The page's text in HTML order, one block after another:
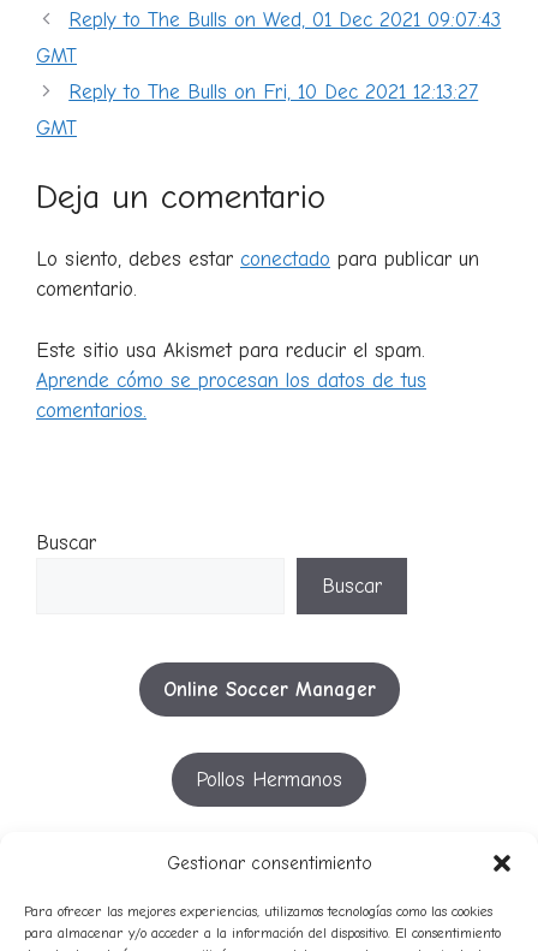
Gestionar consentimiento
Para ofrecer las mejores experiencias, utilizamos tecnologías como las cookies
para almacenar y/o acceder a la información del dispositivo. El consentimiento
Reply to The Bulls on Wed, 01 Dec 2021 09:07:43
GMT
Reply to The Bulls on Fri, 10 Dec 2021 12:13:27
GMT
Deja un comentario
Lo siento, debes estar conectado para publicar un
comentario.
Este sitio usa Akismet para reducir el spam.
Aprende cómo se procesan los datos de tus
comentarios.
Buscar
Buscar
Online Soccer Manager
Pollos Hermanos
YouTube